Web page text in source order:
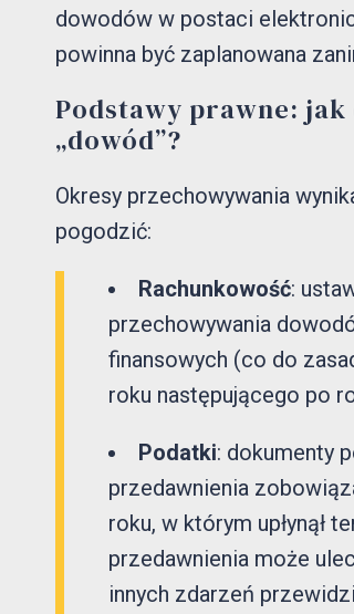
dowodów w postaci
powinna być zaplanowana
Podstawy prawne: jak
„dowód”?
Okresy przechowywania
pogodzić:
Rachunkowość:
przechowywania
finansowych (co do
roku następującego po
Podatki: dokumenty
przedawnienia
roku, w którym upłynął
przedawnienia może
innych zdarzeń